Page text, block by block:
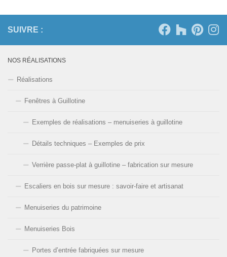
SUIVRE :
NOS RÉALISATIONS
Réalisations
Fenêtres à Guillotine
Exemples de réalisations – menuiseries à guillotine
Détails techniques – Exemples de prix
Verrière passe-plat à guillotine – fabrication sur mesure
Escaliers en bois sur mesure : savoir-faire et artisanat
Menuiseries du patrimoine
Menuiseries Bois
Portes d’entrée fabriquées sur mesure